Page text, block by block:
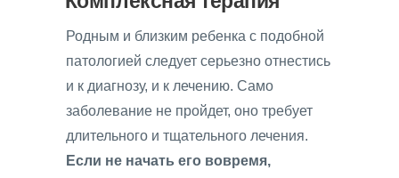
Родным и близким ребенка с подобной
патологией следует серьезно отнестись
и к диагнозу, и к лечению. Само
заболевание не пройдет, оно требует
длительного и тщательного лечения.
Если не начать его вовремя,